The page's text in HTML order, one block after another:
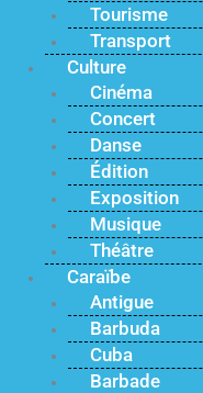
Tourisme
Transport
Culture
Cinéma
Concert
Danse
Édition
Exposition
Musique
Théâtre
Caraïbe
Antigue
Barbuda
Cuba
Barbade